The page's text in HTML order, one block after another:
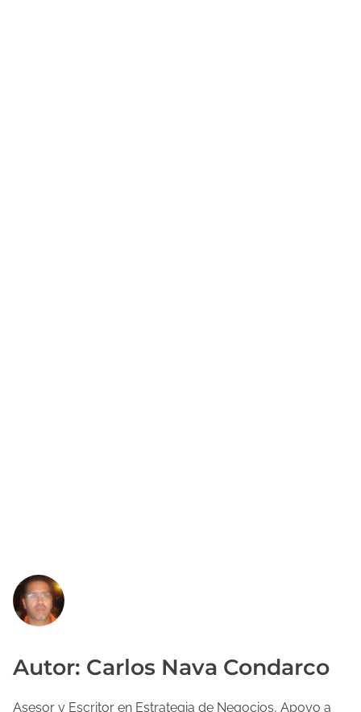
Autor: Carlos Nava Condarco
Asesor y Escritor en Estrategia de Negocios, Apoyo a